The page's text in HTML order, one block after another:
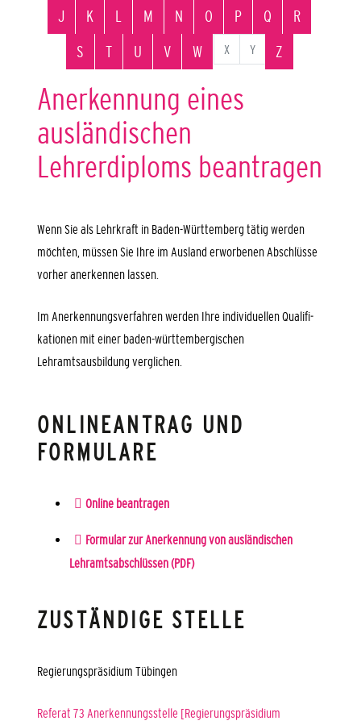
J
K L M N O P Q
R
S
T U V W X Y Z
Anerkennung eines
ausländischen
Lehrerdiploms beantragen
Wenn Sie als Lehrkraft in Baden-Württemberg tätig werden
möchten, müssen Sie Ihre im Ausland erworbenen Abschlüsse
vorher anerkennen lassen.
Im Anerkennungsverfahren werden Ihre individuellen Qualifi­
kationen mit einer baden-württembergischen
Lehramtsausbildung verglichen.
ONLINEANTRAG UND
FORMULARE
Online beantragen
Formular zur Anerkennung von ausländischen
Lehramtsabschlüssen (PDF)
ZUSTÄNDIGE STELLE
Regierungspräsidium Tübingen
Referat 73 Anerkennungsstelle [Regierungspräsidium